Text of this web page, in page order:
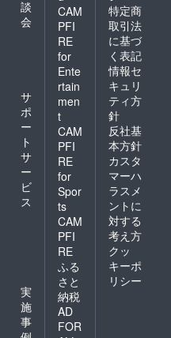
談
会
サ
ポ
ー
ト
サ
ー
ビ
ス
実
施
事
CAM
PFI
RE
for
Ente
rtain
men
t
CAM
PFI
RE
for
Spor
ts
CAM
PFI
RE
ふる
さと
納税
AD
FOR
特定商
取引法
に基づ
く表記
情報セ
キュリ
ティ方
針
反社基
本方針
カスタ
マーハ
ラスメ
ントに
対する
考え方
クッ
キーポ
リシー